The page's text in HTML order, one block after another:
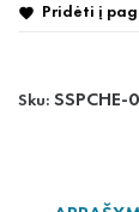
 Pridėti į
Sku: SSPCHE-